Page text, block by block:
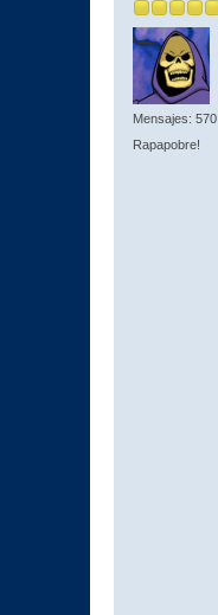
Mensajes: 570
Rapapobre!